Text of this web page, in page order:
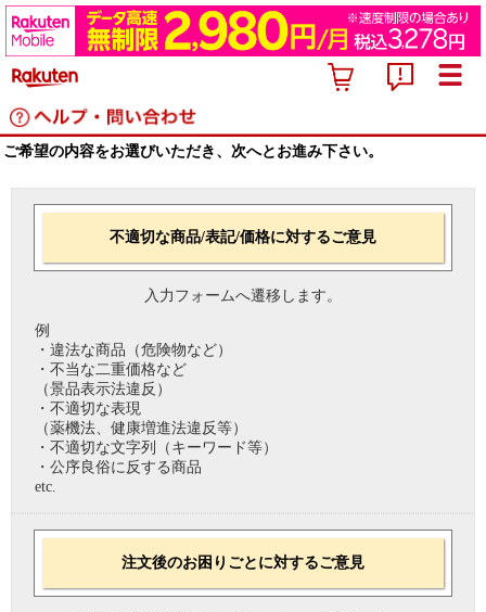
ご希望の内容をお選びいただき、次へとお進み下さい。
不適切な商品/表記/価格に対するご意見
入力フォームへ遷移します。
例
・違法な商品（危険物など）
・不当な二重価格など
（景品表示法違反）
・不適切な表現
（薬機法、健康増進法違反等）
・不適切な文字列（キーワード等）
・公序良俗に反する商品
etc.
注文後のお困りごとに対するご意見